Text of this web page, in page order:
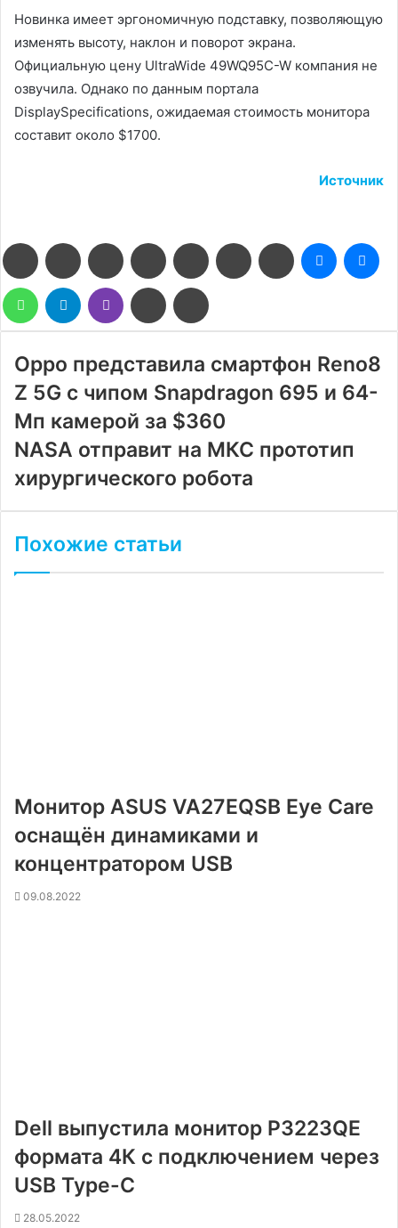
Новинка имеет эргономичную подставку, позволяющую
изменять высоту, наклон и поворот экрана.
Официальную цену UltraWide 49WQ95C-W компания не
озвучила. Однако по данным портала
DisplaySpecifications, ожидаемая стоимость монитора
составит около $1700.
Источник
FacebookTwitter LinkedIn Pinterest Reddit ВконтактеОдноклассники
Messenger
WhatsAppTelegram Viber
Поделиться
через
электронную
Oppo представила смартфон Reno8
Z 5G с чипом Snapdragon 695 и 64-
Мп камерой за $360
NASA отправит на МКС прототип
хирургического робота
Похожие статьи
Монитор ASUS VA27EQSB Eye Care
оснащён динамиками и
концентратором USB
09.08.2022
Dell выпустила монитор P3223QE
формата 4К с подключением через
USB Type-C
28.05.2022